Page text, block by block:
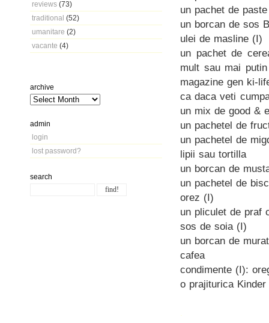
reviews (73)
traditional (52)
umanitare (2)
vacante (4)
archive
admin
login
lost password?
search
un pachet de
un borcan de sos
ulei de masline (I)
un pachet de
mult sau mai
magazine gen ki-
ca daca veti
un mix de good &
un pachetel de
un pachetel de
lipii sau tortilla
un borcan de
un pachetel de
orez (I)
un pliculet de praf
sos de soia (I)
un borcan de
cafea
condimente (I):
o prajiturica Kinder
.